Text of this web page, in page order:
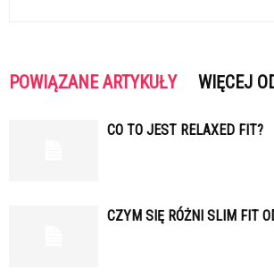
POWIĄZANE ARTYKUŁY WIĘCEJ
CO TO JEST RELAXED FIT?
CZYM SIĘ RÓŻNI SLIM FIT